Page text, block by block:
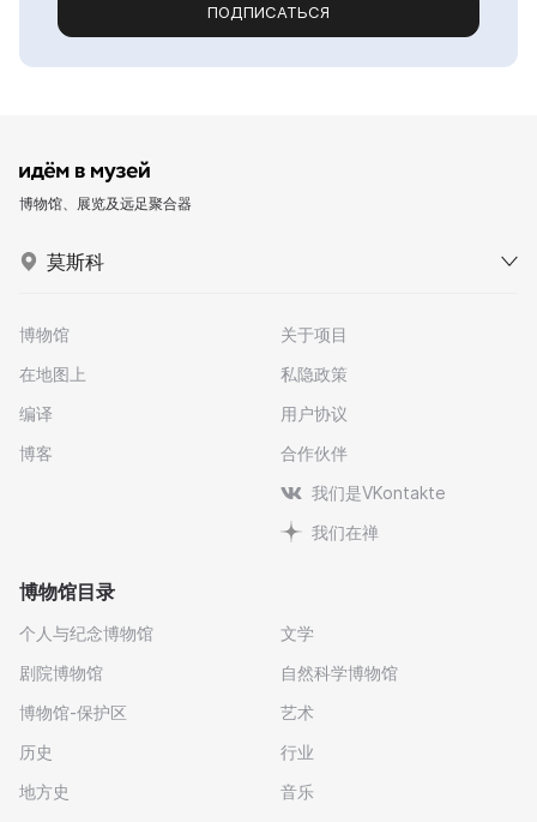
ПОДПИСАТЬСЯ
博物馆、展览及远足聚合器
莫斯科
博物馆
在地图上
编译
博客
关于项目
私隐政策
用户协议
合作伙伴
我们是VKontakte
我们在禅
博物馆目录
个人与纪念博物馆
剧院博物馆
博物馆-保护区
历史
地方史
文学
自然科学博物馆
艺术
行业
音乐